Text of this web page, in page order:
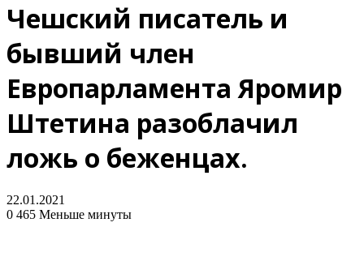
Чешский писатель и
бывший член
Европарламента Яромир
Штетина разоблачил
ложь о беженцах.
22.01.2021
0 465 Меньше минуты